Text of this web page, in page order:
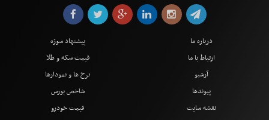
درباره ما
ارتباط با ما
آرشیو
پیوندها
نقشه سایت
پیشنهاد سوژه
قیمت سکه و طلا
نرخ ها و نمودارها
شاخص بورس
قیمت خودرو